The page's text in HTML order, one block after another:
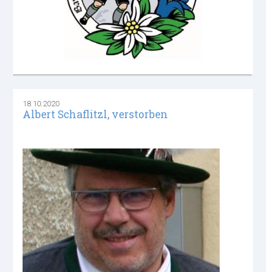
18.10.2020
Albert Schaflitzl, verstorben